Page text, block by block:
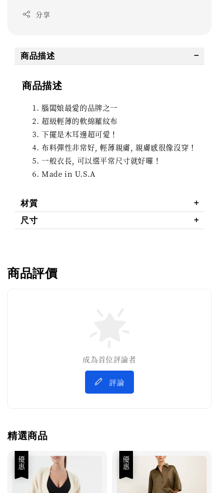
分享
商品描述
商品描述
腦闆娘最愛的品牌之一
超級輕薄的軟綿羅紋布
下擺是木耳邊超可愛！
布料彈性非常好, 輕薄親膚, 親膚感很像沒穿！
一般衣長, 可以選平常尺寸就好囉！
Made in U.S.A
材質
尺寸
商品評價
成為首位評論者
評論
精選商品
優惠 優惠